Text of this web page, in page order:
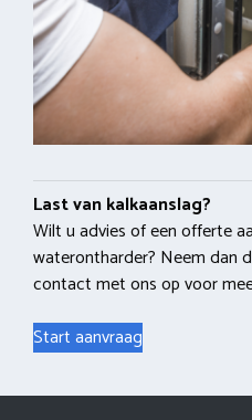
Last van kalkaanslag?
Wilt u advies of een offerte
waterontharder? Neem dan
contact met ons op voor
Start aanvraag